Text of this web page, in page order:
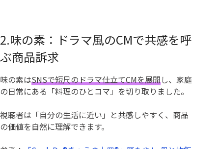
2.味の素：ドラマ風のCMで共感を呼
ぶ商品訴求
味の素はSNSで短尺のドラマ仕立てCMを展開し、家庭
の日常にある「料理のひとコマ」を切り取りました。
視聴者は「自分の生活に近い」と共感しやすく、商品
の価値を自然に理解できます。